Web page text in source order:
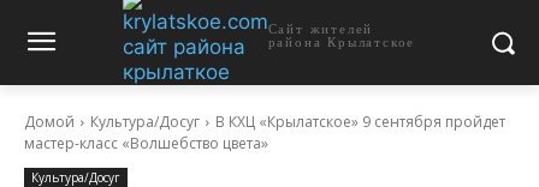
Сайт жителей
района Крылатское
Домой Культура/Досуг
В КХЦ «Крылатское» 9 сентября пройдет
мастер-класс «Волшебство цвета»
Культура/Досуг